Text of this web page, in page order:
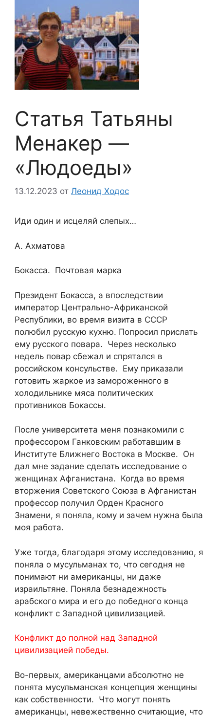
Статья Татьяны
Менакер —
«Людоеды»
13.12.2023 от Леонид Ходос
Иди один и исцеляй слепых…
А. Ахматова
Бокасса. Почтовая марка
Президент Бокасса, а впоследствии
император Центрально-Африканской
Республики, во время визита в СССР
полюбил русскую кухню. Попросил прислать
ему русского повара. Через несколько
недель повар сбежал и спрятался в
российском консульстве. Ему приказали
готовить жаркое из замороженного в
холодильнике мяса политических
противников Бокассы.
После университета меня познакомили с
профессором Ганковским работавшим в
Институте Ближнего Востока в Москве. Он
дал мне задание сделать исследование о
женщинах Афганистана. Когда во время
вторжения Советского Союза в Афганистан
профессор получил Орден Красного
Знамени, я поняла, кому и зачем нужна была
моя работа.
Уже тогда, благодаря этому исследованию, я
поняла о мусульманах то, что сегодня не
понимают ни американцы, ни даже
израильтяне. Поняла безнадежность
арабского мира и его до победного конца
конфликт с Западной цивилизацией.
Конфликт до полной над Западной
цивилизацией победы.
Во-первых, американцами абсолютно не
понята мусульманская концепция женщины
как собственности. Что могут понять
американцы, невежественно считающие, что